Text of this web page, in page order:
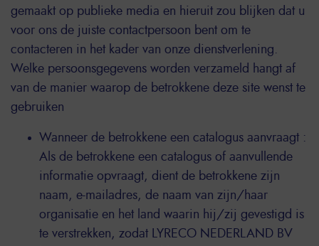
gemaakt op publieke media en hieruit zou blijken dat u
voor ons de juiste contactpersoon bent om te
contacteren in het kader van onze dienstverlening.
Welke persoonsgegevens worden verzameld hangt af
van de manier waarop de betrokkene deze site wenst te
gebruiken
Wanneer de betrokkene een catalogus aanvraagt :
Als de betrokkene een catalogus of aanvullende
informatie opvraagt, dient de betrokkene zijn
naam, e-mailadres, de naam van zijn/haar
organisatie en het land waarin hij/zij gevestigd is
te verstrekken, zodat LYRECO NEDERLAND BV